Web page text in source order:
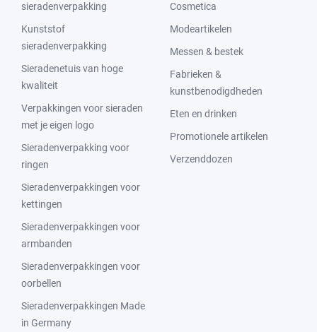
sieradenverpakking
Kunststof
sieradenverpakking
Sieradenetuis van hoge
kwaliteit
Verpakkingen voor sieraden
met je eigen logo
Sieradenverpakking voor
ringen
Sieradenverpakkingen voor
kettingen
Sieradenverpakkingen voor
armbanden
Sieradenverpakkingen voor
oorbellen
Sieradenverpakkingen Made
in Germany
Cosmetica
Modeartikelen
Messen & bestek
Fabrieken &
kunstbenodigdheden
Eten en drinken
Promotionele artikelen
Verzenddozen